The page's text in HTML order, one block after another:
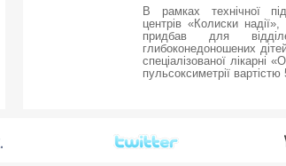
В рамках технічної
центрів «Колиски
придбав для
глибоконедоношених
спеціалізованої лікарні
пульсоксиметрії